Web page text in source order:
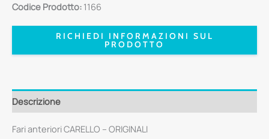
Codice Prodotto: 1166
RICHIEDI INFORMAZIONI SUL
PRODOTTO
Descrizione
Fari anteriori CARELLO – ORIGINALI